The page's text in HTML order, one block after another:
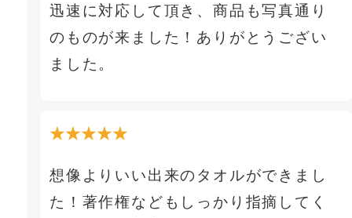
迅速に対応して頂き、商品も写真通り
のものが来ました！ありがとうござい
ました。
★★★★★
想像よりいい出来のタオルができまし
た！著作権などもしっかり指摘してく